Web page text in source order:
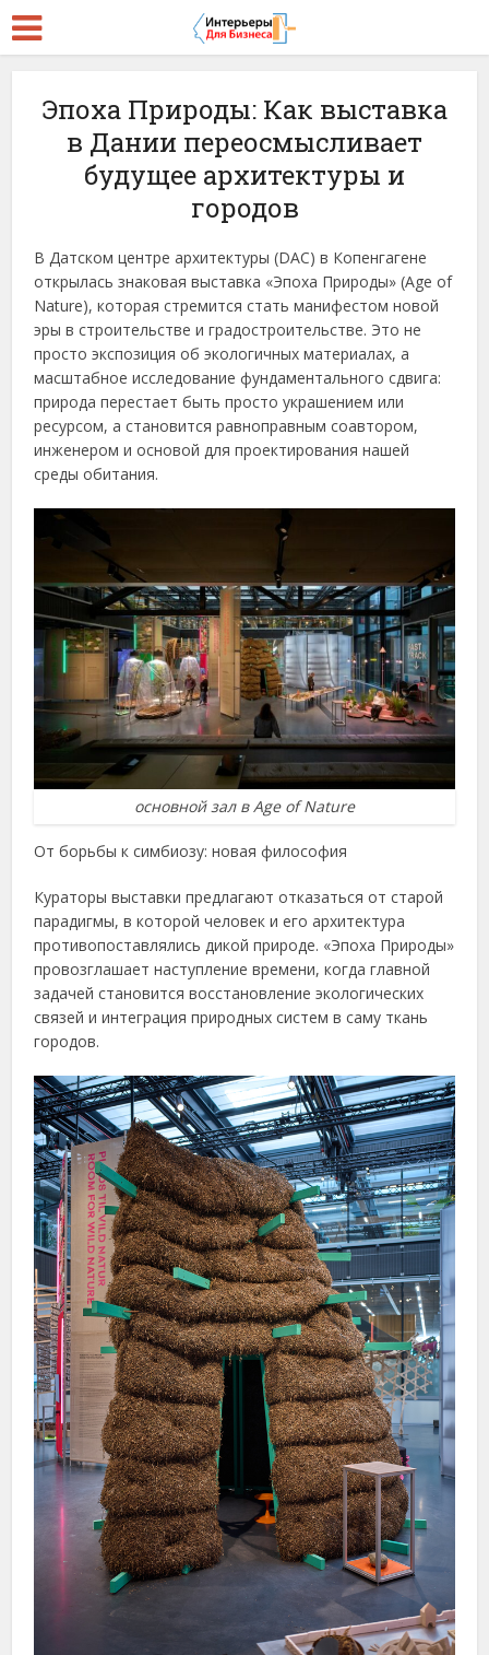
Эпоха Природы: Как выставка
в Дании переосмысливает
будущее архитектуры и
городов
В Датском центре архитектуры (DAC) в Копенгагене
открылась знаковая выставка «Эпоха Природы» (Age of
Nature), которая стремится стать манифестом новой
эры в строительстве и градостроительстве. Это не
просто экспозиция об экологичных материалах, а
масштабное исследование фундаментального сдвига:
природа перестает быть просто украшением или
ресурсом, а становится равноправным соавтором,
инженером и основой для проектирования нашей
среды обитания.
основной зал в Age of Nature
От борьбы к симбиозу: новая философия
Кураторы выставки предлагают отказаться от старой
парадигмы, в которой человек и его архитектура
противопоставлялись дикой природе. «Эпоха Природы»
провозглашает наступление времени, когда главной
задачей становится восстановление экологических
связей и интеграция природных систем в саму ткань
городов.